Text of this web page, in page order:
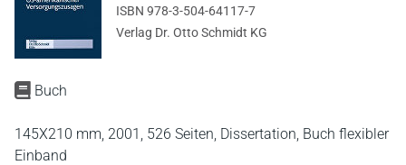
Buch
145X210 mm, 2001, 526 Seiten, Dissertation, Buch flexibler
Einband
ISBN 978-3-504-64117-7
Verlag Dr. Otto Schmidt KG